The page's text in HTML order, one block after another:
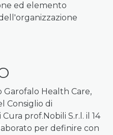
ed elemento
Health Care,
Consiglio di
prof.Nobili S.r.l. il 14
per definire con